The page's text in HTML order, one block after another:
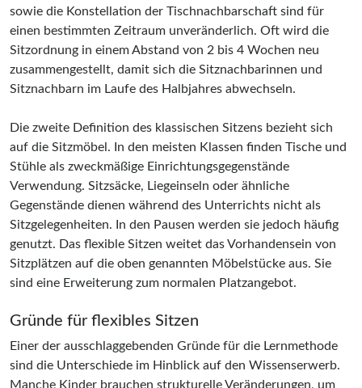
sowie die Konstellation der Tischnachbarschaft sind für
einen bestimmten Zeitraum unveränderlich. Oft wird die
Sitzordnung in einem Abstand von 2 bis 4 Wochen neu
zusammengestellt, damit sich die Sitznachbarinnen und
Sitznachbarn im Laufe des Halbjahres abwechseln.
Die zweite Definition des klassischen Sitzens bezieht sich
auf die Sitzmöbel. In den meisten Klassen finden Tische und
Stühle als zweckmäßige Einrichtungsgegenstände
Verwendung. Sitzsäcke, Liegeinseln oder ähnliche
Gegenstände dienen während des Unterrichts nicht als
Sitzgelegenheiten. In den Pausen werden sie jedoch häufig
genutzt. Das flexible Sitzen weitet das Vorhandensein von
Sitzplätzen auf die oben genannten Möbelstücke aus. Sie
sind eine Erweiterung zum normalen Platzangebot.
Gründe für flexibles Sitzen
Einer der ausschlaggebenden Gründe für die Lernmethode
sind die Unterschiede im Hinblick auf den Wissenserwerb.
Manche Kinder brauchen strukturelle Veränderungen, um